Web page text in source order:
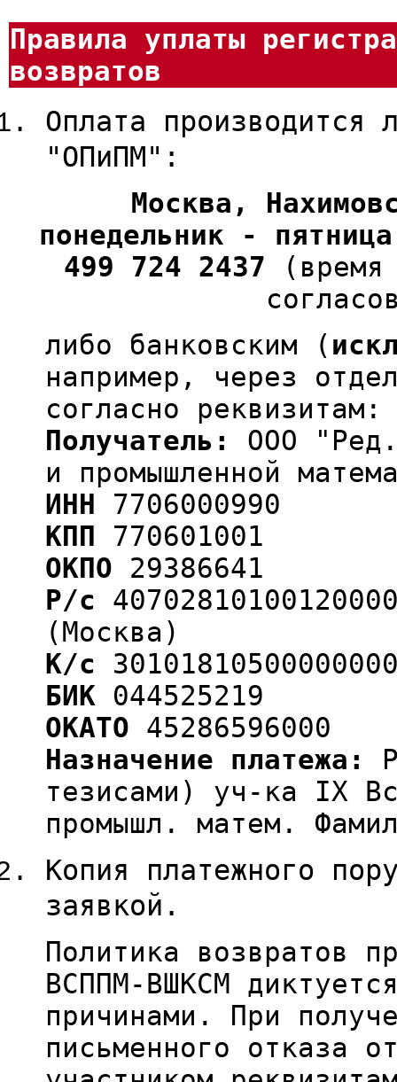
Правила уплаты
возвратов
Оплата производится
"ОПиПМ":
Москва,
понедельник -
499 724 2437 (время
либо банковским (
например, через
согласно реквизитам:
Получатель:
ООО
и промышленной
ИНН 7706000990
КПП 770601001
ОКПО 29386641
Р/с
(Москва)
К/с
БИК 044525219
ОКАТО 45286596000
Назначение платежа:
тезисами) уч-ка IX
промышл. матем.
Копия платежного
заявкой.
Политика возвратов
ВСППМ-ВШКСМ
причинами. При
письменного отказа